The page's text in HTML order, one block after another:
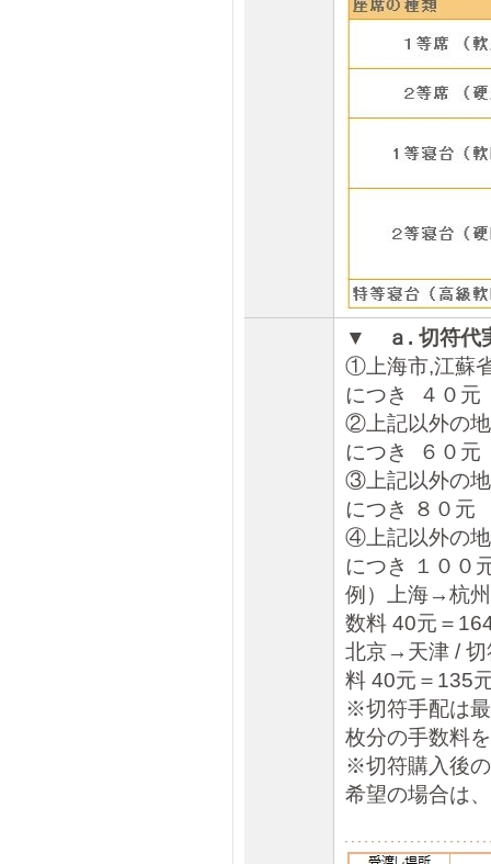
▼ ａ . 切符代
①上海市,江蘇
につき ４０元
②上記以外
につき ６０
③上記以外の
につき ８０元
④上記以外の
につき １００
例）上海→杭
数料 40元＝
北京→天津 /
料 40元＝135
※切符手配は
枚分の手数料
※切符購入後
希望の場合は